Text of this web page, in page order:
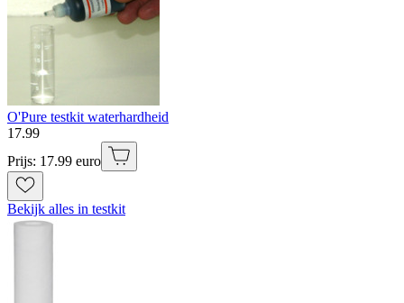
O'Pure testkit waterhardheid
17.99
Prijs: 17.99 euro
Bekijk alles in testkit